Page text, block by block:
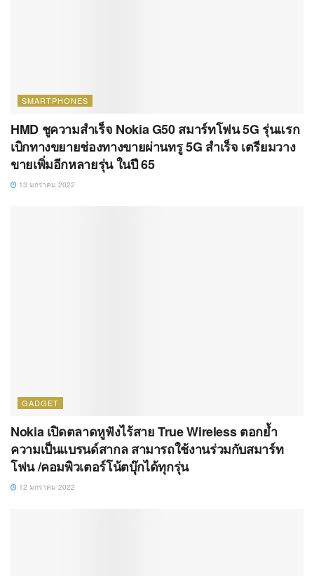
SMARTPHONES
HMD ชูความสำเร็จ Nokia G50 สมาร์ทโฟน 5G รุ่นแรก
เบิกทางขยายช่องทางขายผ่านทรู 5G สำเร็จ เตรียมวาง
ขายเพิ่มอีกหลายรุ่น ในปี 65
13 มกราคม 2022
GADGET
Nokia เปิดตลาดหูฟังไร้สาย True Wireless ตอกย้ำ
ความเป็นแบรนด์สากล สามารถใช้งานร่วมกับสมาร์ท
โฟน /คอมพิวเตอร์โน้ตบุ๊กได้ทุกรุ่น
12 มกราคม 2022